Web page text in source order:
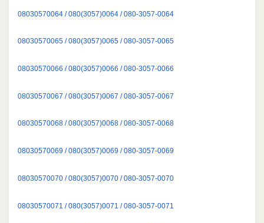
08030570064 / 080(3057)0064 / 080-3057-0064
08030570065 / 080(3057)0065 / 080-3057-0065
08030570066 / 080(3057)0066 / 080-3057-0066
08030570067 / 080(3057)0067 / 080-3057-0067
08030570068 / 080(3057)0068 / 080-3057-0068
08030570069 / 080(3057)0069 / 080-3057-0069
08030570070 / 080(3057)0070 / 080-3057-0070
08030570071 / 080(3057)0071 / 080-3057-0071